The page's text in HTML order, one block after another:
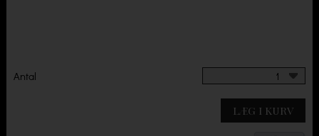
Antal 1
LÆG I KURV